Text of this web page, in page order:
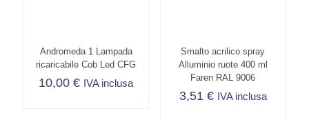
Andromeda 1 Lampada
ricaricabile Cob Led CFG
10,00€ IVA inclusa
Smalto acrilico spray
Alluminio ruote 400 ml
Faren RAL 9006
3,51 € IVA inclusa